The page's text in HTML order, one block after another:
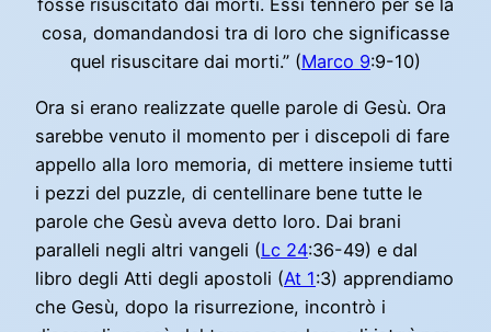
cosa, domandandosi tra di loro che significasse
quel risuscitare dai morti.” (Marco 9:9-10)
Ora si erano realizzate quelle parole di Gesù. Ora
sarebbe venuto il momento per i discepoli di fare
appello alla loro memoria, di mettere insieme tutti
i pezzi del puzzle, di centellinare bene tutte le
parole che Gesù aveva detto loro. Dai brani
paralleli negli altri vangeli (Lc 24:36-49) e dal
libro degli Atti degli apostoli (At 1:3) apprendiamo
che Gesù, dopo la risurrezione, incontrò i